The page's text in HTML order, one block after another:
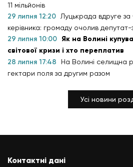
11 мільйонів
29 липня 12:20
Луцькрада вдруге за
керівника: громаду очолив депутат-
29 липня 10:00 Як на Волині
світової кризи і хто переплатив
28 липня 17:48
На Волині селищна
гектари поля за другим разом
Усі новини
Контактні дані